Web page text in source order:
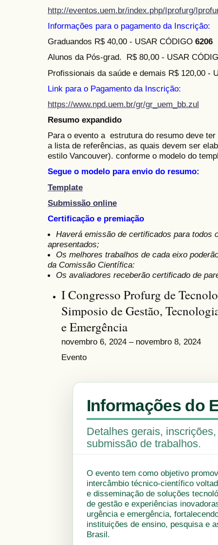
http://eventos.uem.br/index.php/Iprofurg/
Informações para o pagamento da Inscrição:
Graduandos R$ 40,00 - USAR CÓDIGO 6206
Alunos da Pós-grad. R$ 80,00 - USAR
Profissionais da saúde e demais R$ 120,00 -
Link para o Pagamento da Inscrição:
https://www.npd.uem.br/gr/gr_uem_bb.zul
Resumo expandido
Para o evento a estrutura do resumo deve
a lista de referências, as quais devem ser
estilo Vancouver). conforme o modelo do
Segue o modelo para envio do resumo:
Template
Submissão online
Certificação e premiação
Haverá emissão de certificados para todos
apresentados;
Os melhores trabalhos de cada eixo
da Comissão Científica:
Os avaliadores receberão certificado de
I Congresso Profurg de
Simposio de Gestão,
e Emergência
novembro 6, 2024 – novembro 8, 2024
Evento
Informações do
Detalhes gerais,
submissão de trabalhos.
O evento tem como objetivo
intercâmbio técnico-científico
e disseminação de soluções
de gestão e experiências
urgência e emergência,
instituições de ensino, pesquisa e
Brasil.